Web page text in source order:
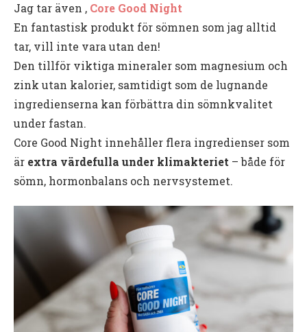
Jag tar även , Core Good Night
En fantastisk produkt för sömnen som jag alltid
tar, vill inte vara utan den!
Den tillför viktiga mineraler som magnesium och
zink utan kalorier, samtidigt som de lugnande
ingredienserna kan förbättra din sömnkvalitet
under fastan.
Core Good Night innehåller flera ingredienser som
är extra värdefulla under klimakteriet – både för
sömn, hormonbalans och nervsystemet.